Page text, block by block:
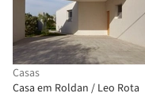
Casas
Casa em Roldan / Leo Rota